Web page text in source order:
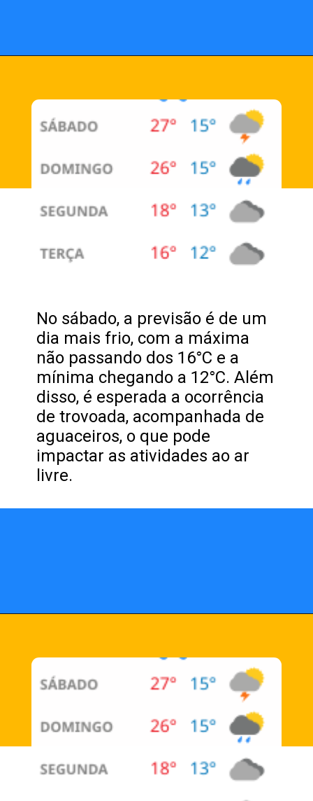
No sábado, a previsão é de um
dia mais frio, com a máxima
não passando dos 16°C e a
mínima chegando a 12°C. Além
disso, é esperada a ocorrência
de trovoada, acompanhada de
aguaceiros, o que pode
impactar as atividades ao ar
livre.